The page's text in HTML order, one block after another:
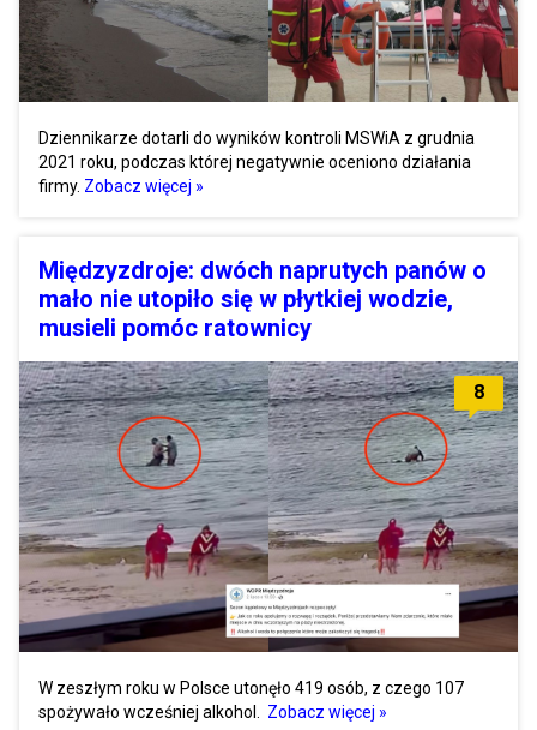
Dziennikarze dotarli do wyników kontroli MSWiA z grudnia
2021 roku, podczas której negatywnie oceniono działania
firmy. Zobacz więcej »
Międzyzdroje: dwóch naprutych panów o
mało nie utopiło się w płytkiej wodzie,
musieli pomóc ratownicy
8
W zeszłym roku w Polsce utonęło 419 osób, z czego 107
spożywało wcześniej alkohol. Zobacz więcej »